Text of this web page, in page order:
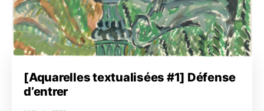
[Aquarelles textualisées #1] Défense
d’entrer